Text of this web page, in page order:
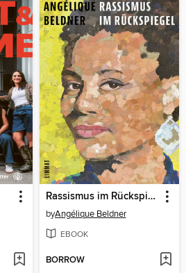
Rassismus im Rückspiegel
byAngélique Beldner
EBOOK
BORROW